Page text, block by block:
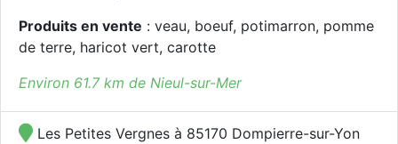
Produits en vente : veau, boeuf, potimarron, pomme
de terre, haricot vert, carotte
Environ 61.7 km de Nieul-sur-Mer
Les Petites Vergnes à 85170 Dompierre-sur-Yon